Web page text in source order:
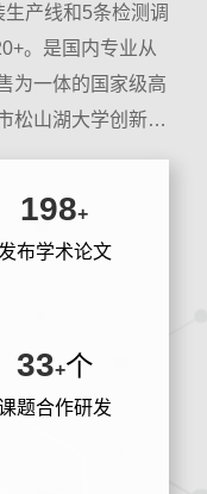
产线和5条检测调
。是国内专业从
为一体的国家级高
松山湖大学创新
其中博士6人），
198+
发布学术论文
33+个
题合作研发